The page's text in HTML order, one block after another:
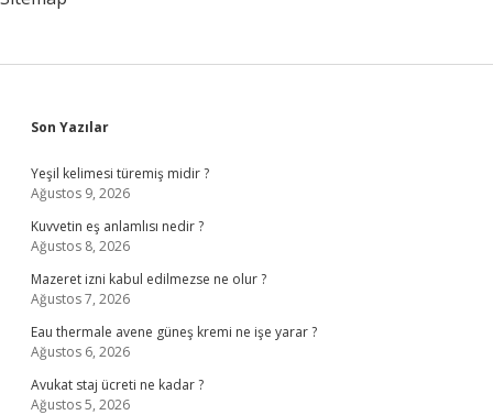
Sidebar
Son Yazılar
Yeşil kelimesi türemiş midir ?
Ağustos 9, 2026
Kuvvetin eş anlamlısı nedir ?
Ağustos 8, 2026
Mazeret izni kabul edilmezse ne olur ?
Ağustos 7, 2026
Eau thermale avene güneş kremi ne işe yarar ?
Ağustos 6, 2026
Avukat staj ücreti ne kadar ?
Ağustos 5, 2026